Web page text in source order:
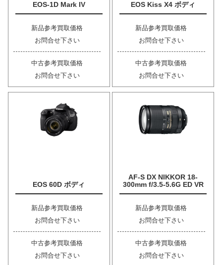
EOS-1D Mark IV
新品参考買取価格
お問合せ下さい
中古参考買取価格
お問合せ下さい
EOS Kiss X4 ボディ
新品参考買取価格
お問合せ下さい
中古参考買取価格
お問合せ下さい
EOS 60D ボディ
新品参考買取価格
お問合せ下さい
中古参考買取価格
お問合せ下さい
AF-S DX NIKKOR 18-
300mm f/3.5-5.6G ED VR
新品参考買取価格
お問合せ下さい
中古参考買取価格
お問合せ下さい